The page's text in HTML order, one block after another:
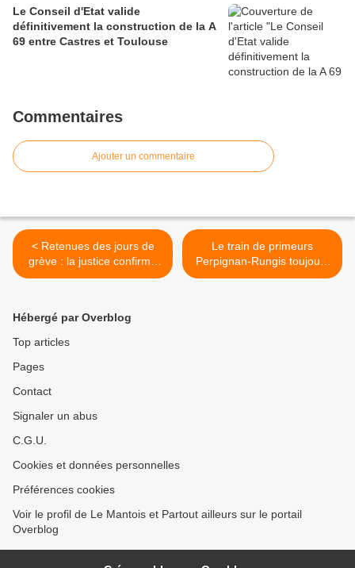
Le Conseil d'Etat valide
définitivement la construction de la A
69 entre Castres et Toulouse
Commentaires
Ajouter un commentaire
< Retenues des jours de
grève : la justice confirme
que la SNCF est hors la loi
Le train de primeurs
Perpignan-Rungis toujours
en danger de mort >
Hébergé par Overblog
Top articles
Pages
Contact
Signaler un abus
C.G.U.
Cookies et données personnelles
Préférences cookies
Voir le profil de Le Mantois et Partout ailleurs sur le portail
Overblog